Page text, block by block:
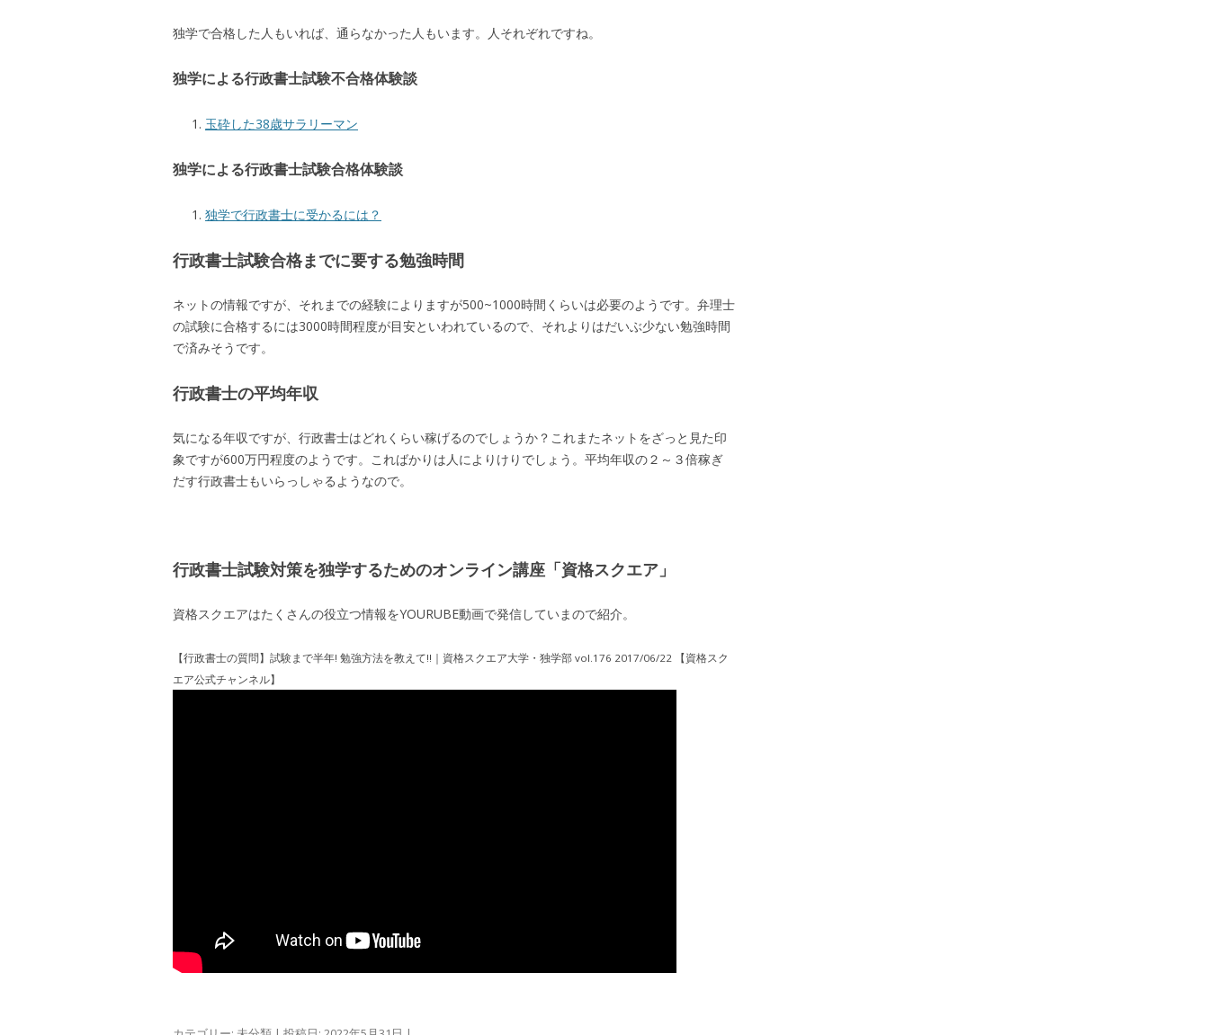
独学で合格した人もいれば、通らなかった人もいます。人それぞれですね。
独学による行政書士試験不合格体験談
玉砕した38歳サラリーマン
独学による行政書士試験合格体験談
独学で行政書士に受かるには？
行政書士試験合格までに要する勉強時間
ネットの情報ですが、それまでの経験によりますが500~1000時間くらいは必要のようです。弁理士
の試験に合格するには3000時間程度が目安といわれているので、それよりはだいぶ少ない勉強時間
で済みそうです。
行政書士の平均年収
気になる年収ですが、行政書士はどれくらい稼げるのでしょうか？これまたネットをざっと見た印
象ですが600万円程度のようです。こればかりは人によりけりでしょう。平均年収の２～３倍稼ぎ
だす行政書士もいらっしゃるようなので。
行政書士試験対策を独学するためのオンライン講座「資格スクエア」
資格スクエアはたくさんの役立つ情報をYOURUBE動画で発信していまので紹介。
【行政書士の質問】試験まで半年! 勉強方法を教えて!!｜資格スクエア大学・独学部 vol.176 2017/06/22 【資格スク
エア公式チャンネル】